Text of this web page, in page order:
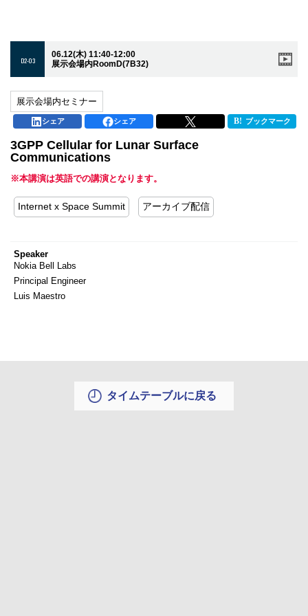
D2-03
06.12(木) 11:40-12:00
展示会場内RoomD(7B32)
展示会場内セミナー
シェア シェア ブックマーク
3GPP Cellular for Lunar Surface
Communications
※本講演は英語での講演となります。
Internet x Space Summit アーカイブ配信
Speaker
Nokia Bell Labs
Principal Engineer
Luis Maestro
タイムテーブルに戻る